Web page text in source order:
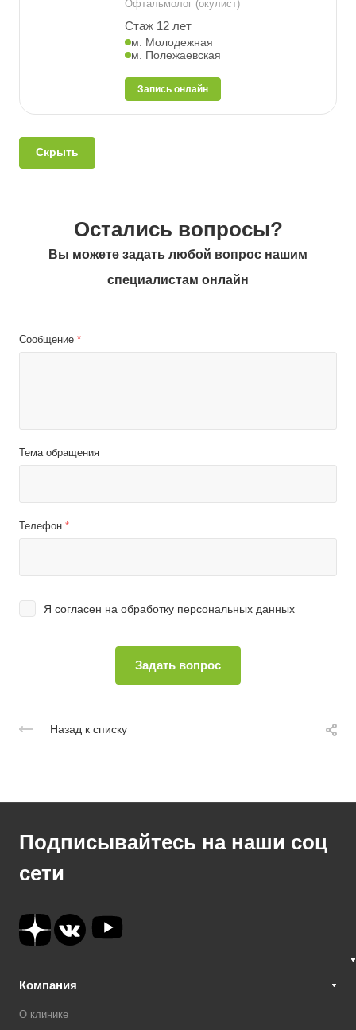
Офтальмолог (окулист)
Стаж 12 лет
м. Молодежная
м. Полежаевская
Запись онлайн
Скрыть
Остались вопросы?
Вы можете задать любой вопрос нашим
специалистам онлайн
Сообщение *
Тема обращения
Телефон *
Я согласен на обработку персональных данных
Назад к списку
Подписывайтесь на наши соц
сети
Компания
О клинике